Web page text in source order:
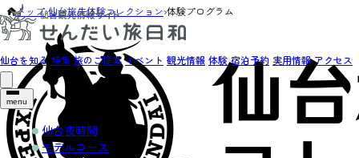
仙台を知る 特集 旅のご提案 イベント 観光情報 体験 宿泊予約 実用情報 アクセス
menu
仙台夜時間
モデルコース
トップ›仙台旅先体験コレクション›体験プログラム